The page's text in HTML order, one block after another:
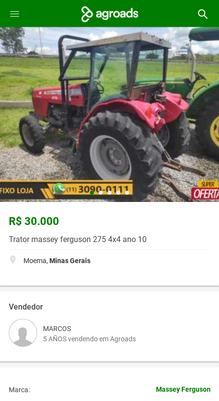
R$ 30.000
Trator massey ferguson 275 4x4 ano 10
Moema, Minas Gerais
Vendedor
MARCOS
5 AÑOS vendendo em Agroads
Marca: Massey Ferguson